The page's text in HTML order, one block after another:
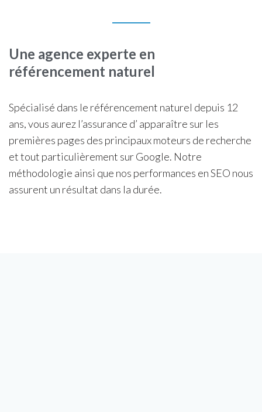
Une agence experte en
référencement naturel
Spécialisé dans le référencement naturel depuis 12
ans, vous aurez l’assurance d’ apparaître sur les
premières pages des principaux moteurs de recherche
et tout particulièrement sur Google. Notre
méthodologie ainsi que nos performances en SEO nous
assurent un résultat dans la durée.